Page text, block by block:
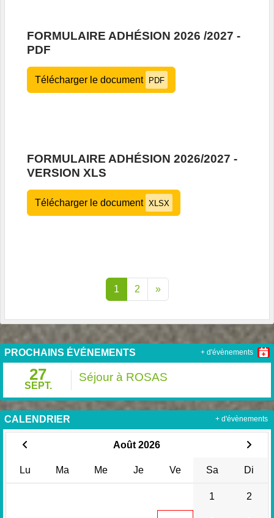
FORMULAIRE ADHÉSION 2026 /2027 -
PDF
Télécharger le document PDF
FORMULAIRE ADHÉSION 2026/2027 -
VERSION XLS
Télécharger le document XLSX
1 2 »
PROCHAINS ÉVÉNEMENTS
27
SEPT.
Séjour à ROSAS
+ d'évènements
CALENDRIER
Août 2026
Lu Ma Me Je Ve Sa Di
1 2
+ d'évènements